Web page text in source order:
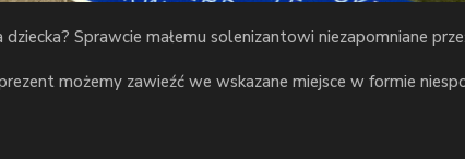
dziecka? Sprawcie małemu solenizantowi niezapomniane
możemy zawieźć we wskazane miejsce w formie